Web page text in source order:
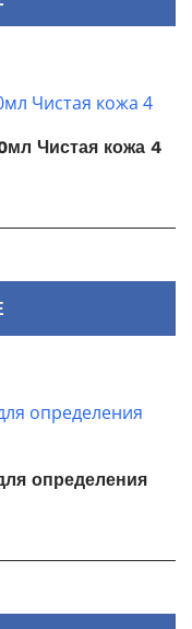
Чистая кожа 4
определения